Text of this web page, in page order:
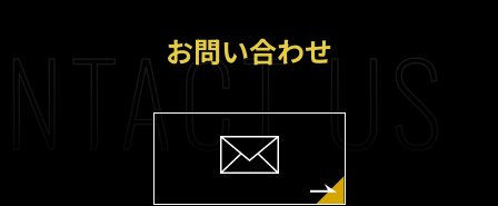
US
お問い合わせ